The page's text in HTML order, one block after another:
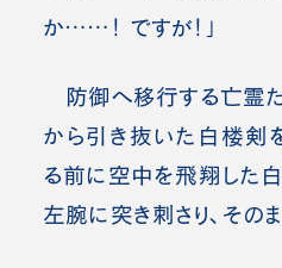
か……！ ですが！」
防御へ移行する亡霊た
から引き抜いた白楼剣
る前に空中を飛翔した
左腕に突き刺さり、その